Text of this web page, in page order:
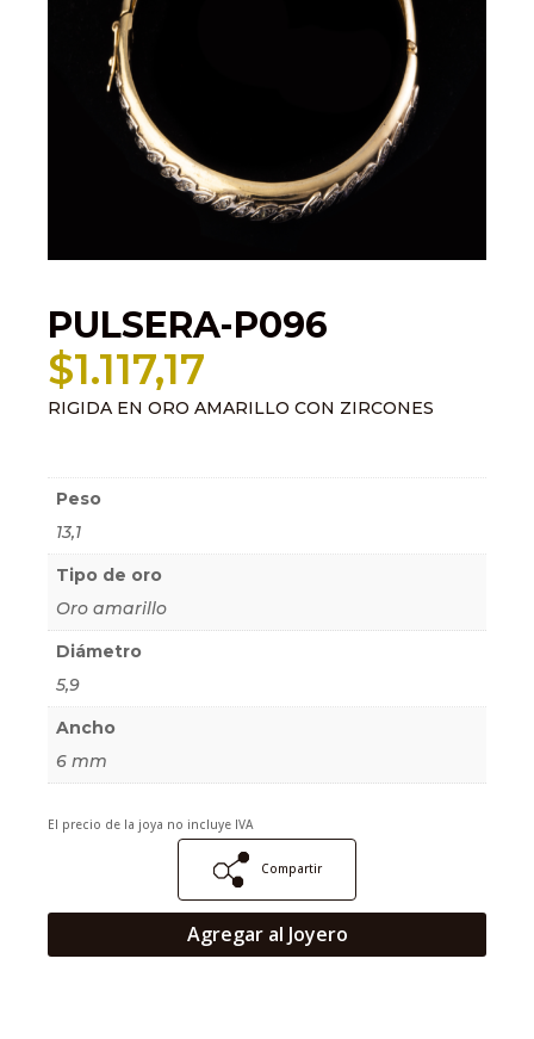
PULSERA-P096
$1.117,17
RIGIDA EN ORO AMARILLO CON ZIRCONES
Peso
13,1
Tipo de oro
Oro amarillo
Diámetro
5,9
Ancho
6 mm
El precio de la joya no incluye IVA
Compartir
Agregar al Joyero